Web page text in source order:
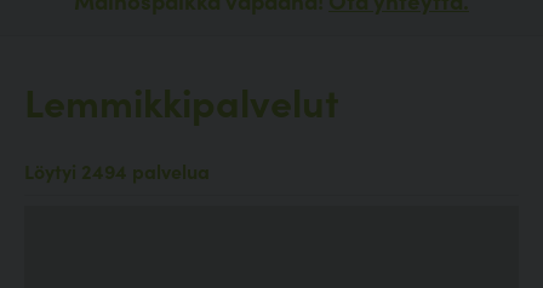
Lemmikkipalvelut
Löytyi 2494 palvelua